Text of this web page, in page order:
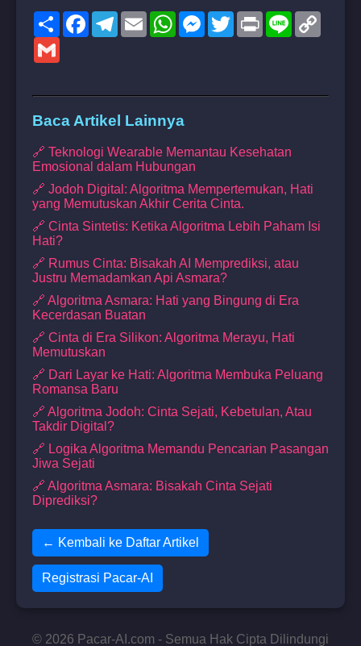
ShareFacebookTelegram
EmailWhatsAppMessenger
TwitterPrint Line
Baca Artikel Lainnya
🔗 Teknologi Wearable Memantau Kesehatan
Emosional dalam Hubungan
🔗 Jodoh Digital: Algoritma Mempertemukan, Hati
yang Memutuskan Akhir Cerita Cinta.
🔗 Cinta Sintetis: Ketika Algoritma Lebih Paham Isi
Hati?
🔗 Rumus Cinta: Bisakah AI Memprediksi, atau
Justru Memadamkan Api Asmara?
🔗 Algoritma Asmara: Hati yang Bingung di Era
Kecerdasan Buatan
🔗 Cinta di Era Silikon: Algoritma Merayu, Hati
Memutuskan
🔗 Dari Layar ke Hati: Algoritma Membuka Peluang
Romansa Baru
🔗 Algoritma Jodoh: Cinta Sejati, Kebetulan, Atau
Takdir Digital?
🔗 Logika Algoritma Memandu Pencarian Pasangan
Jiwa Sejati
🔗 Algoritma Asmara: Bisakah Cinta Sejati
Diprediksi?
← Kembali ke Daftar Artikel
Registrasi Pacar-AI
© 2026 Pacar-AI.com - Semua Hak Cipta Dilindungi